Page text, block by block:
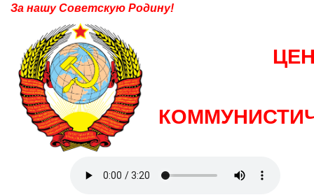
За нашу Советскую Родину!